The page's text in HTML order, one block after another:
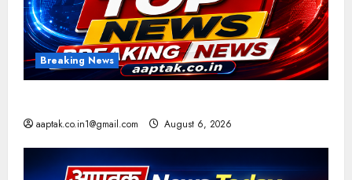
Breaking News
aaptak.co.in1@gmail.com August 6, 2026